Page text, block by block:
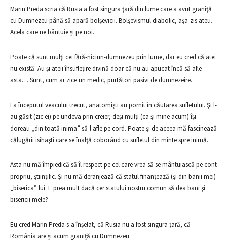
Marin Preda scria că Rusia a fost singura ţară din lume care a avut graniţă
cu Dumnezeu până să apară bolşevicii. Bolşevismul diabolic, aşa-zis ateu.
Acela care ne bântuie şi pe noi.
Poate că sunt mulţi cei fără-niciun-dumnezeu prin lume, dar eu cred că atei
nu există. Au şi ateii însufleţire divină doar că nu au apucat încă să afle
asta… Sunt, cum ar zice un medic, purtători pasivi de dumnezeire.
La începutul veacului trecut, anatomişti au pornit în căutarea sufletului. Şi l-
au găsit (zic ei) pe undeva prin creier, deşi mulţi (ca şi mine acum) îşi
doreau „din toată inima” să-l afle pe cord. Poate şi de aceea mă fascinează
călugării isihaşti care se înalţă coborând cu sufletul din minte spre inimă.
Asta nu mă împiedică să îl respect pe cel care vrea să se mântuiască pe cont
propriu, ştiinţific. Şi nu mă deranjează că statul finanţează (şi din banii mei)
„biserica” lui. E prea mult dacă cer statului nostru comun să dea bani şi
bisericii mele?
Eu cred Marin Preda s-a înşelat, că Rusia nu a fost singura ţară, că
România are şi acum graniţă cu Dumnezeu.